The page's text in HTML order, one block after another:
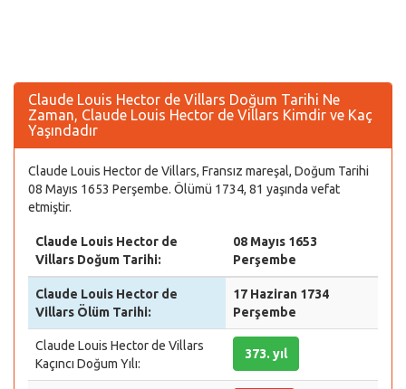
Claude Louis Hector de Villars Doğum Tarihi Ne
Zaman, Claude Louis Hector de Villars Kimdir ve Kaç
Yaşındadır
Claude Louis Hector de Villars, Fransız mareşal, Doğum Tarihi
08 Mayıs 1653 Perşembe. Ölümü 1734, 81 yaşında vefat
etmiştir.
Claude Louis Hector de
Villars Doğum Tarihi:
08 Mayıs 1653
Perşembe
Claude Louis Hector de
Villars Ölüm Tarihi:
17 Haziran 1734
Perşembe
Claude Louis Hector de Villars
Kaçıncı Doğum Yılı:
373. yıl